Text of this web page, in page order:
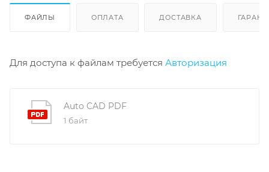
ФАЙЛЫ ОПЛАТА ДОСТАВКА
Для доступа к файлам требуется Авторизация
Auto CAD PDF
1 байт